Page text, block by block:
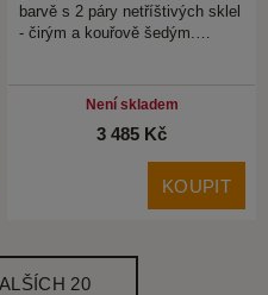
barvě s 2 páry netříštivých sklel
- čirým a kouřově šedým.…
Není skladem
3 485 Kč
KOUPIT
20